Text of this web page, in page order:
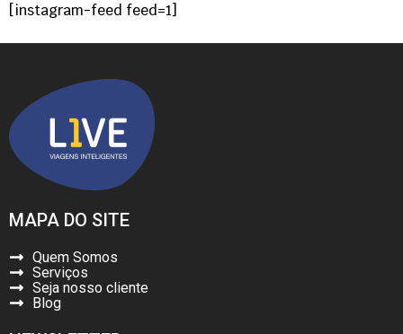
[instagram-feed feed=1]
MAPA DO SITE
Quem Somos
Serviços
Seja nosso cliente
Blog